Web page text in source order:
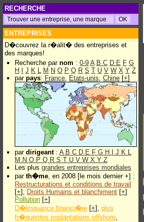
RECHERCHE
ENTREPRISES
D�couvrez la r�alit� des entreprises et
des marques!
Recherche par nom : 0-9 A B C D E F G
H
J K L M N O P Q R S T U V W X Y Z
par pays: France, Etats-unis, Chine [+]
par dirigeant: A B C D E F G H J K L
M N O P Q R S T U V W X Y Z
Les plus grandes entreprises mondiales
par th�me, en 2008 [le mois dernier +] :
Restructurations et conditions de travail
[+], Droits Humains et blanchiment [+]
Pollution [+]
D�linquance financi�re [+], plus
fr�quentes implantations offshore,